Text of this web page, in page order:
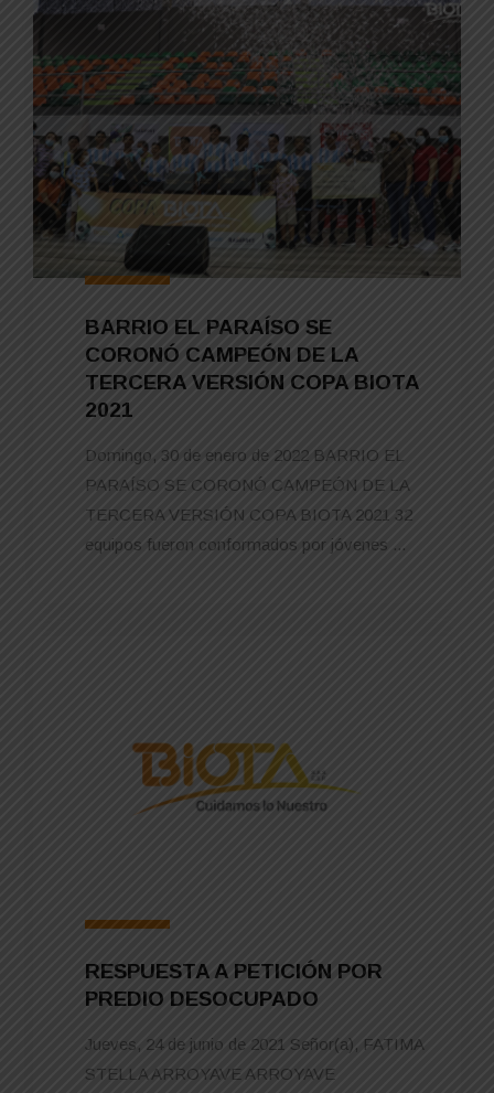
BARRIO EL PARAÍSO SE
CORONÓ CAMPEÓN DE LA
TERCERA VERSIÓN COPA BIOTA
2021
Domingo, 30 de enero de 2022 BARRIO EL
PARAÍSO SE CORONÓ CAMPEÓN DE LA
TERCERA VERSIÓN COPA BIOTA 2021 32
equipos fueron conformados por jóvenes ...
RESPUESTA A PETICIÓN POR
PREDIO DESOCUPADO
Jueves, 24 de junio de 2021 Señor(a), FATIMA
STELLA ARROYAVE ARROYAVE